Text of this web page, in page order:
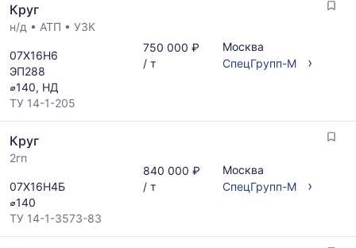
Круг
н/д • АТП • УЗК
07Х16Н6
ЭП288
⌀140, НД
ТУ 14-1-205
750 000 ₽
/ т
Москва
СпецГрупп-М
›
Круг
2гп
07Х16Н4Б
⌀140
ТУ 14-1-3573-83
840 000 ₽
/ т
Москва
СпецГрупп-М
›